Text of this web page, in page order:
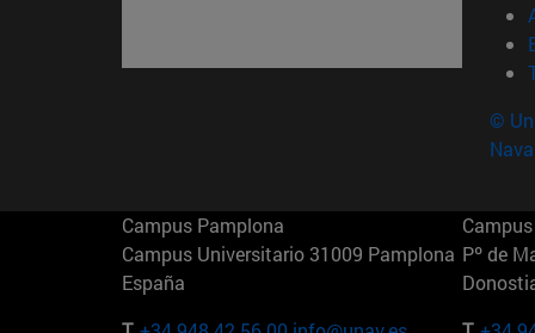
©
Campus Pamplona
Campus Universitario 31009 Pamplona
España
Pº de